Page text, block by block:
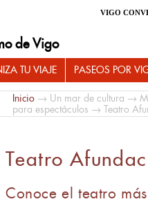
VIGO
de Vigo
TU VIAJE PASEOS POR
Inicio → Un mar de cultura →
para espectáculos → Teatro
Teatro
Conoce el teatro